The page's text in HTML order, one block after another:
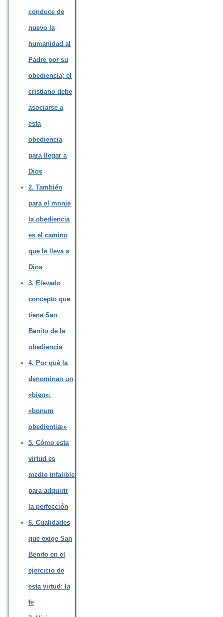
conduce de
nuevo la
humanidad al
Padre por su
obediencia; el
cristiano debe
asociarse a
esta
obediencia
para llegar a
Dios
2. También
para el monje
la obediencia
es el camino
que le lleva a
Dios
3. Elevado
concepto que
tiene San
Benito de la
obediencia
4. Por qué la
denominan un
«bien»:
«bonum
obedientiæ»
5. Cómo esta
virtud es
medio infalible
para adquirir
la perfección
6. Cualidades
que exige San
Benito en el
ejercicio de
esta virtud: la
fe